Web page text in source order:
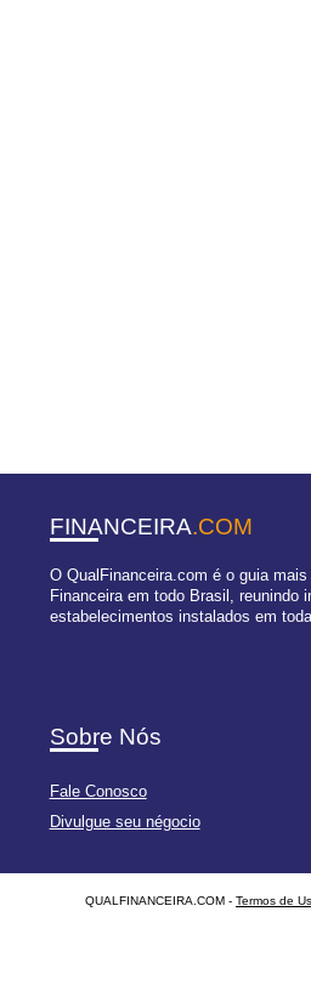
FINANCEIRA.COM
O QualFinanceira.com é o guia
Financeira em todo Brasil, reunindo
estabelecimentos instalados em
Sobre Nós
Fale Conosco
Divulgue seu négocio
QUALFINANCEIRA.COM - Termos de